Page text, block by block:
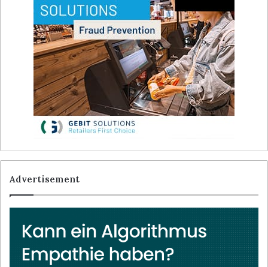
Advertisement